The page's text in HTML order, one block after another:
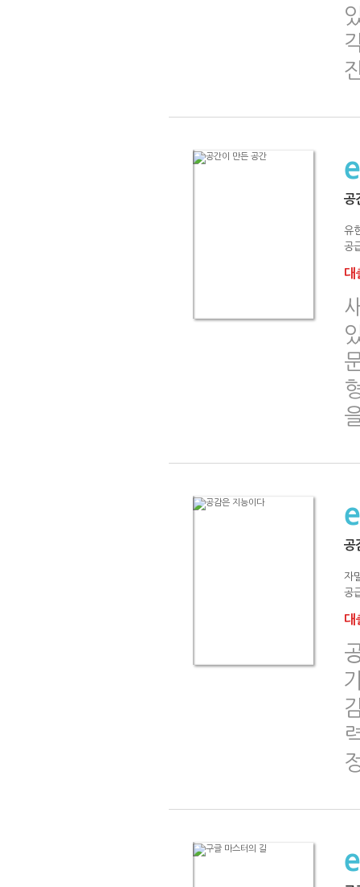
공
유
공
대
공
자
공
대